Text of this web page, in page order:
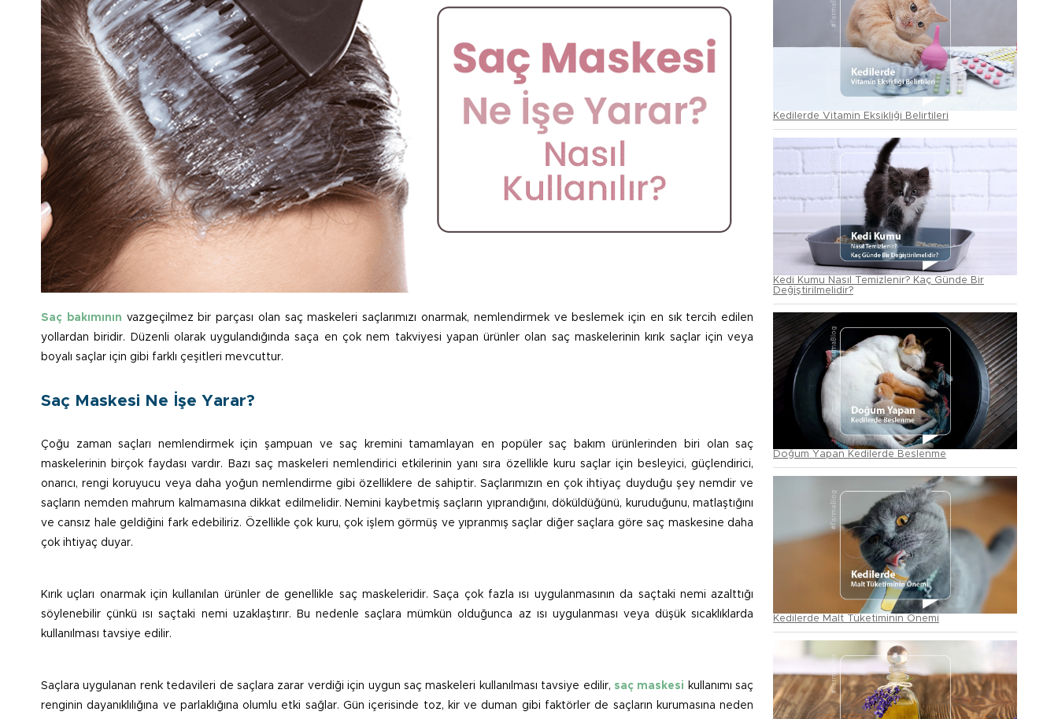
Saç bakımının vazgeçilmez bir parçası olan saç maskeleri saçlarımızı onarmak, nemlendirmek ve beslemek için en sık tercih edilen
yollardan biridir. Düzenli olarak uygulandığında saça en çok nem takviyesi yapan ürünler olan saç maskelerinin kırık saçlar için veya
boyalı saçlar için gibi farklı çeşitleri mevcuttur.
Saç Maskesi Ne İşe Yarar?
Çoğu zaman saçları nemlendirmek için şampuan ve saç kremini tamamlayan en popüler saç bakım ürünlerinden biri olan saç
maskelerinin birçok faydası vardır. Bazı saç maskeleri nemlendirici etkilerinin yanı sıra özellikle kuru saçlar için besleyici, güçlendirici,
onarıcı, rengi koruyucu veya daha yoğun nemlendirme gibi özelliklere de sahiptir. Saçlarımızın en çok ihtiyaç duyduğu şey nemdir ve
saçların nemden mahrum kalmamasına dikkat edilmelidir. Nemini kaybetmiş saçların yıprandığını, döküldüğünü, kuruduğunu, matlaştığını
ve cansız hale geldiğini fark edebiliriz. Özellikle çok kuru, çok işlem görmüş ve yıpranmış saçlar diğer saçlara göre saç maskesine daha
çok ihtiyaç duyar.
Kırık uçları onarmak için kullanılan ürünler de genellikle saç maskeleridir. Saça çok fazla ısı uygulanmasının da saçtaki nemi azalttığı
söylenebilir çünkü ısı saçtaki nemi uzaklaştırır. Bu nedenle saçlara mümkün olduğunca az ısı uygulanması veya düşük sıcaklıklarda
kullanılması tavsiye edilir.
Saçlara uygulanan renk tedavileri de saçlara zarar verdiği için uygun saç maskeleri kullanılması tavsiye edilir, saç maskesi kullanımı saç
renginin dayanıklılığına ve parlaklığına olumlu etki sağlar. Gün içerisinde toz, kir ve duman gibi faktörler de saçların kurumasına neden
Kedilerde Vitamin Eksikliği Belirtileri
Kedi Kumu Nasıl Temizlenir? Kaç Günde Bir
Değiştirilmelidir?
Doğum Yapan Kedilerde Beslenme
Kedilerde Malt Tüketiminin Önemi